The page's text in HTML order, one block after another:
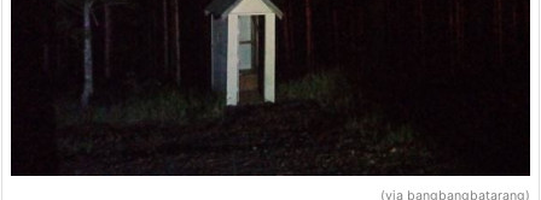
(via bangbangbatarang)